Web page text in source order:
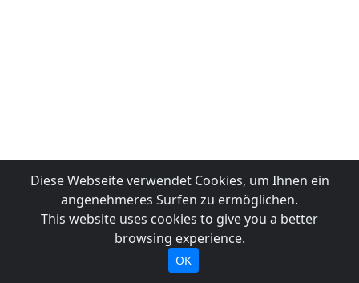
Diese Webseite verwendet Cookies, um Ihnen ein
angenehmeres Surfen zu ermöglichen.
This website uses cookies to give you a better
browsing experience.
OK